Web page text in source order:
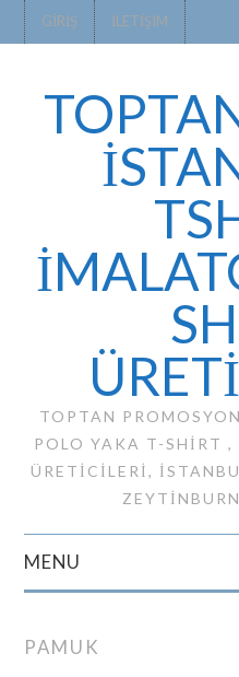
GIRIŞ İLETIŞIM
TOPTAN
POLO YAKA T-SHIRT
ÜRETICILERI,
MENU
PAMUK